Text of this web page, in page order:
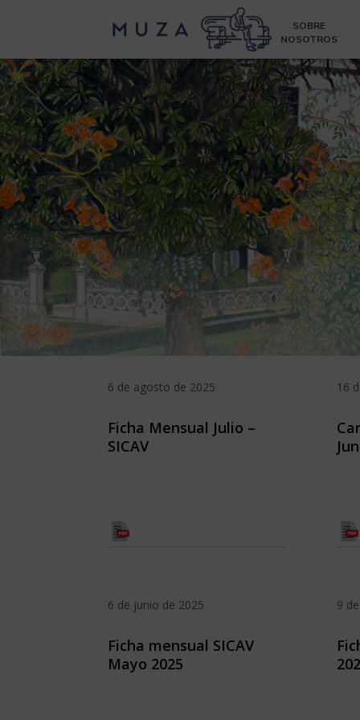
SOBRE
NOSOTROS
6 de agosto de 2025
Ficha Mensual Julio –
SICAV
16
6 de junio de 2025
Ficha mensual SICAV
Mayo 2025
9